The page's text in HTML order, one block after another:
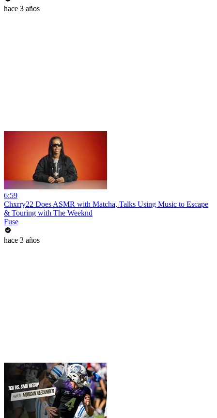
hace 3 años
6:59
Chxrry22 Does ASMR with Matcha, Talks Using Music to Escape
& Touring with The Weeknd
Fuse
hace 3 años